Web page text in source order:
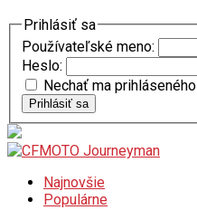
Prihlásiť sa
Používateľské meno:
Heslo:
Nechať ma prihláseného
Prihlásiť sa
Najnovšie
Populárne